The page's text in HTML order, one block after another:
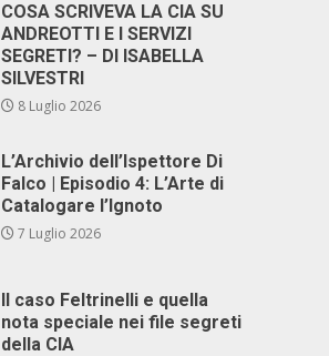
COSA SCRIVEVA LA CIA SU
ANDREOTTI E I SERVIZI
SEGRETI? – DI ISABELLA
SILVESTRI
8 Luglio 2026
L’Archivio dell’Ispettore Di
Falco | Episodio 4: L’Arte di
Catalogare l’Ignoto
7 Luglio 2026
Il caso Feltrinelli e quella
nota speciale nei file segreti
della CIA